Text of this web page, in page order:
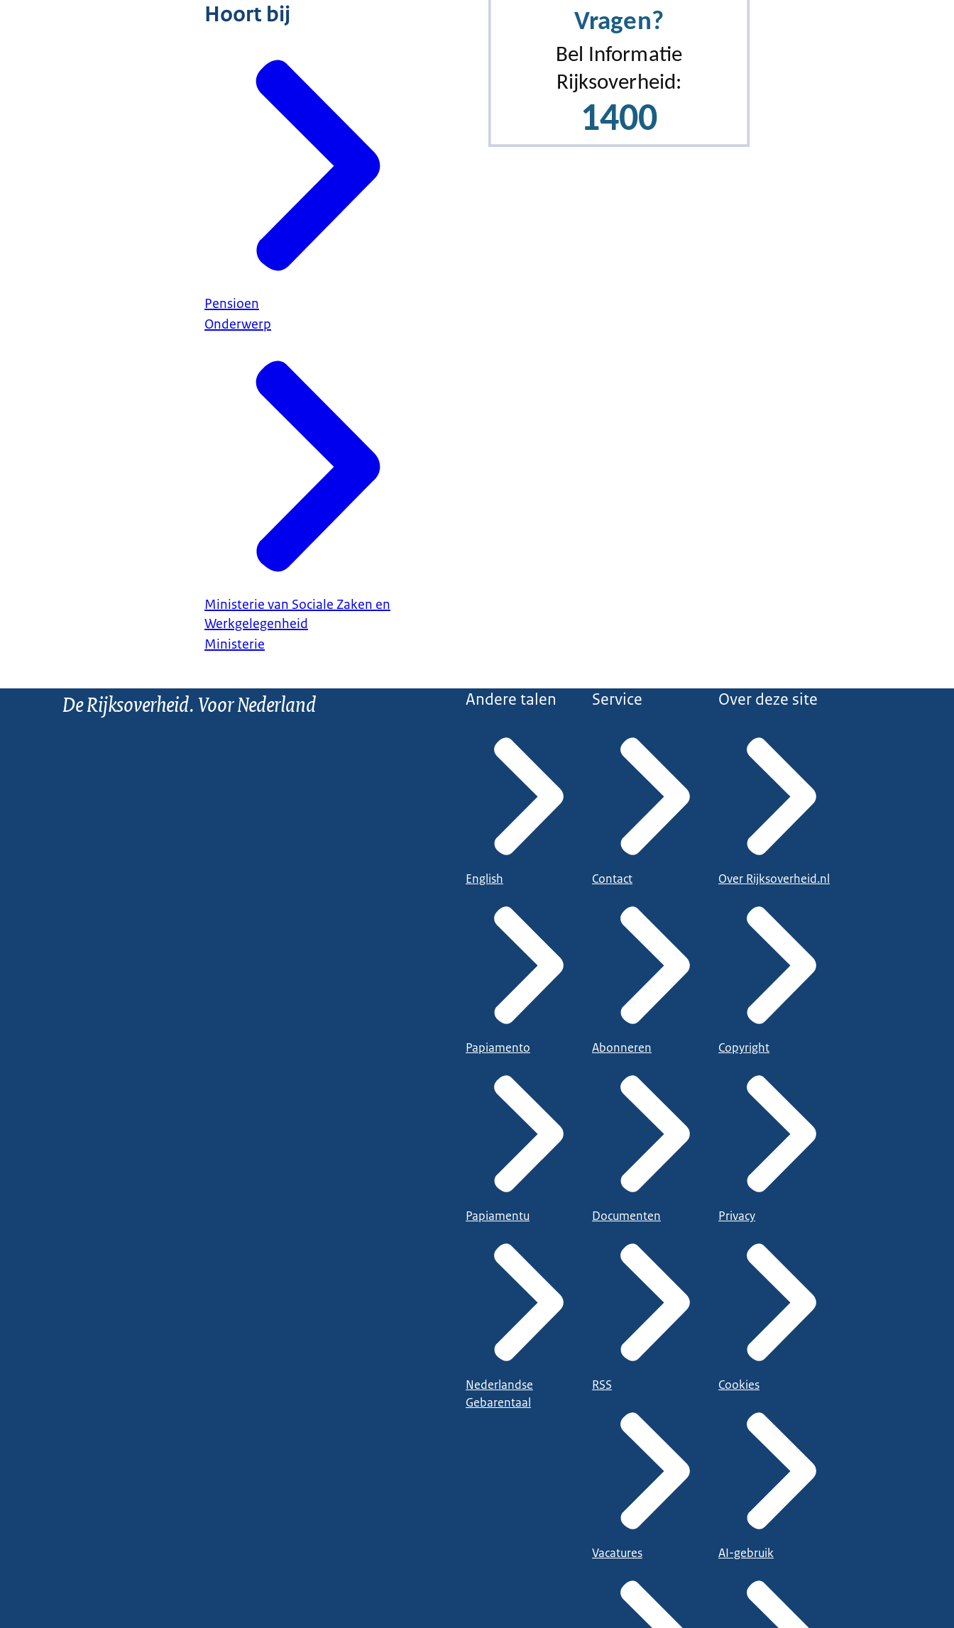
Hoort bij
Pensioen
Onderwerp
Ministerie van Sociale Zaken en
Werkgelegenheid
Ministerie
De Rijksoverheid. Voor Nederland Andere talen
English
Papiamento
Papiamentu
Nederlandse
Gebarentaal
Service
Contact
Abonneren
Documenten
RSS
Vacatures
Over deze site
Over Rijksoverheid.nl
Copyright
Privacy
Cookies
AI-gebruik